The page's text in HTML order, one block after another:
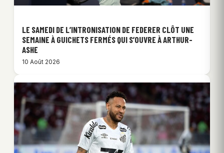
LE SAMEDI DE L’INTRONISATION DE FEDERER CLÔT UNE
SEMAINE À GUICHETS FERMÉS QUI S’OUVRE À ARTHUR-
ASHE
10 Août 2026